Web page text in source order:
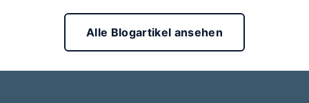
Alle Blogartikel ansehen